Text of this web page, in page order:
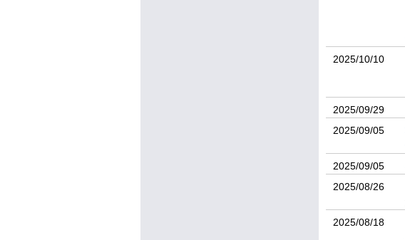
2025/10/10
2025/09/29
2025/09/05
2025/09/05
2025/08/26
2025/08/18